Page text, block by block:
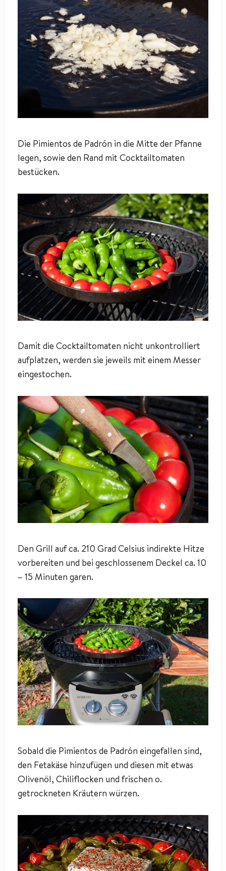
Die Pimientos de Padrón in die Mitte der Pfanne
legen, sowie den Rand mit Cocktailtomaten
bestücken.
Damit die Cocktailtomaten nicht unkontrolliert
aufplatzen, werden sie jeweils mit einem Messer
eingestochen.
Den Grill auf ca. 210 Grad Celsius indirekte Hitze
vorbereiten und bei geschlossenem Deckel ca. 10
– 15 Minuten garen.
Sobald die Pimientos de Padrón eingefallen sind,
den Fetakäse hinzufügen und diesen mit etwas
Olivenöl, Chiliflocken und frischen o.
getrockneten Kräutern würzen.